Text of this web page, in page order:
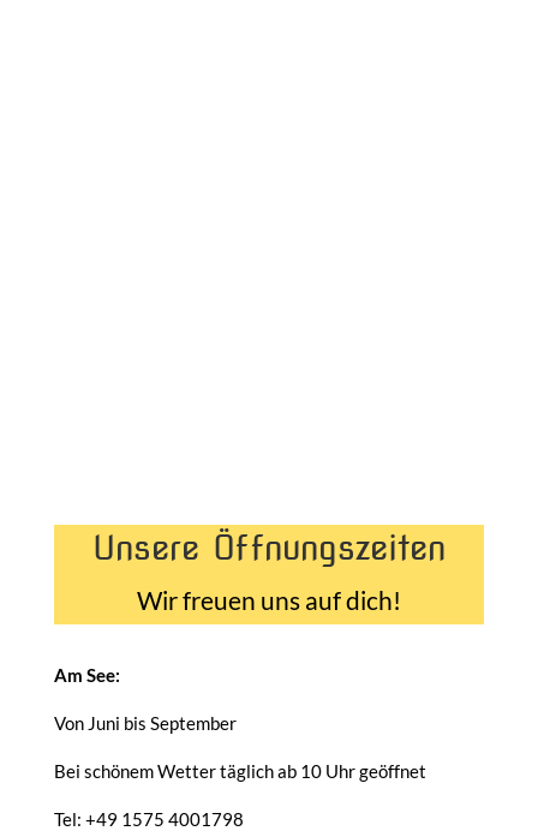
Unsere Öffnungszeiten
Wir freuen uns auf dich!
Am See:
Von Juni bis September
Bei schönem Wetter täglich ab 10 Uhr geöffnet
Tel: +49 1575 4001798